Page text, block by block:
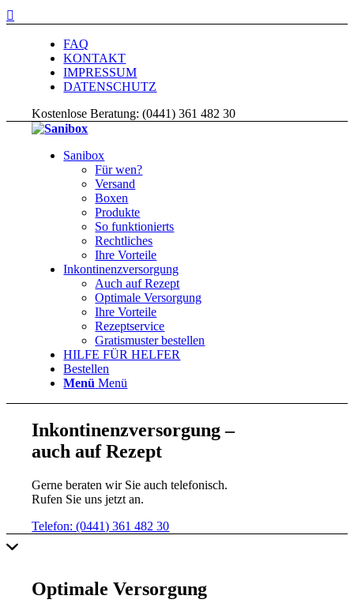

FAQ
KONTAKT
IMPRESSUM
DATENSCHUTZ
Kostenlose Beratung:(0441) 361 482 30
Sanibox
Für wen?
Versand
Boxen
Produkte
So funktionierts
Rechtliches
Ihre Vorteile
Inkontinenzversorgung
Auch auf Rezept
Optimale Versorgung
Ihre Vorteile
Rezeptservice
Gratismuster bestellen
HILFE FÜR HELFER
Bestellen
Menü Menü
Inkontinenzversorgung –
auch auf Rezept
Gerne beraten wir Sie auch telefonisch.
Rufen Sie uns jetzt an.
Telefon: (0441) 361 482 30
Optimale Versorgung